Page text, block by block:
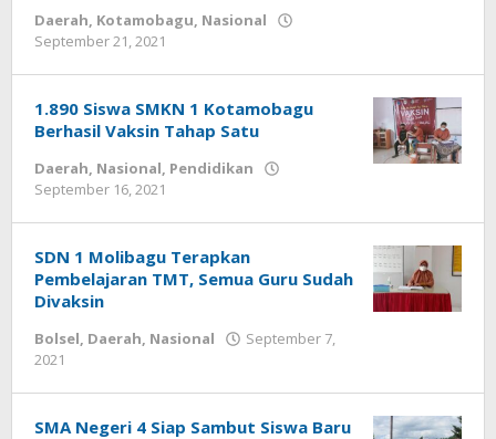
Daerah, Kotamobagu, Nasional
September 21, 2021
1.890 Siswa SMKN 1 Kotamobagu
Berhasil Vaksin Tahap Satu
Daerah, Nasional, Pendidikan
September 16, 2021
SDN 1 Molibagu Terapkan
Pembelajaran TMT, Semua Guru Sudah
Divaksin
Bolsel, Daerah, Nasional
September 7,
2021
SMA Negeri 4 Siap Sambut Siswa Baru